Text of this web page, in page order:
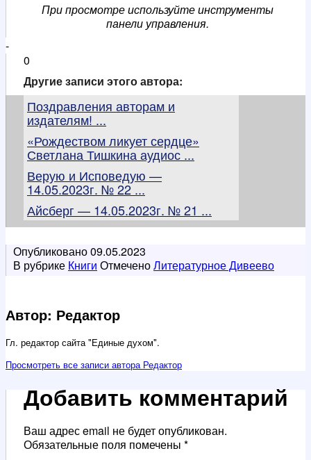
При просмотре используйте инструменты
панели управления.
-
0
Другие записи этого автора:
Поздравления авторам и
издателям! ...
«Рождеством ликует сердце»
Светлана Тишкина аудиос ...
Верую и Исповедую —
14.05.2023г. № 22 ...
Айсберг — 14.05.2023г. № 21 ...
Опубликовано09.05.2023
В рубрике Книги ОтмеченоЛитературное Дивеево
Автор: Редактор
Гл. редактор сайта "Единые духом".
Просмотреть все записи автора Редактор
Добавить комментарий
Ваш адрес email не будет опубликован.
Обязательные поля помечены *